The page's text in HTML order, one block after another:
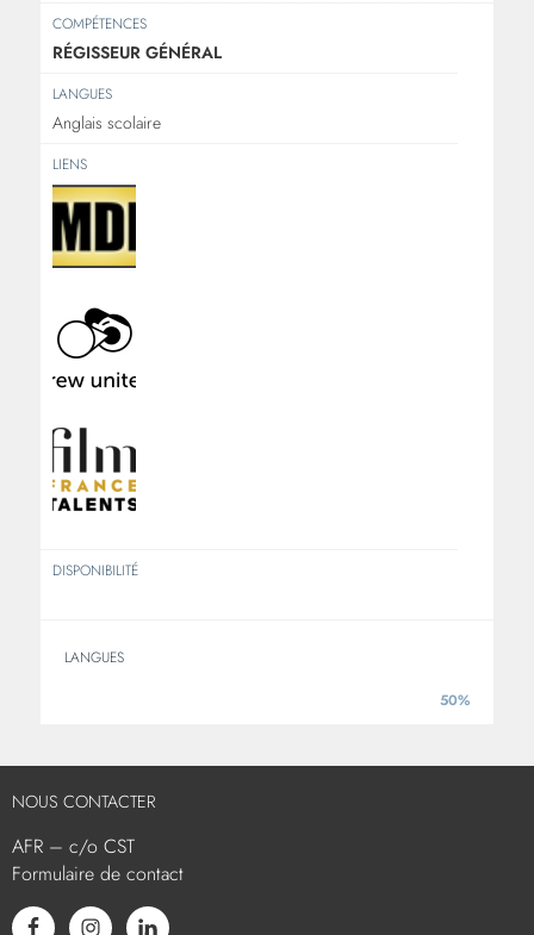
COMPÉTENCES
RÉGISSEUR GÉNÉRAL
LANGUES
Anglais scolaire
LIENS
DISPONIBILITÉ
LANGUES
50%
NOUS CONTACTER
AFR – c/o CST
Formulaire de contact